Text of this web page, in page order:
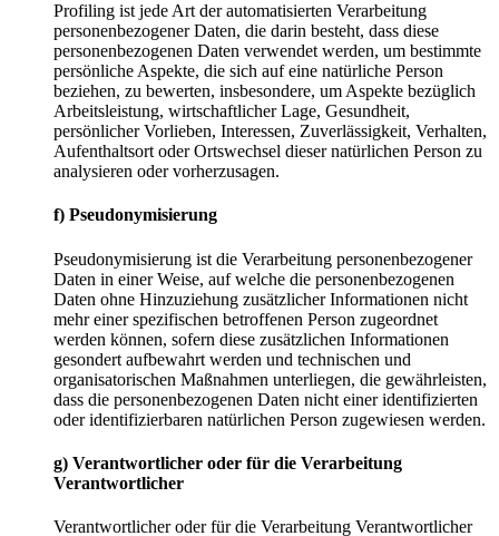
Profiling ist jede Art der automatisierten Verarbeitung
personenbezogener Daten, die darin besteht, dass diese
personenbezogenen Daten verwendet werden, um bestimmte
persönliche Aspekte, die sich auf eine natürliche Person
beziehen, zu bewerten, insbesondere, um Aspekte bezüglich
Arbeitsleistung, wirtschaftlicher Lage, Gesundheit,
persönlicher Vorlieben, Interessen, Zuverlässigkeit, Verhalten,
Aufenthaltsort oder Ortswechsel dieser natürlichen Person zu
analysieren oder vorherzusagen.
f) Pseudonymisierung
Pseudonymisierung ist die Verarbeitung personenbezogener
Daten in einer Weise, auf welche die personenbezogenen
Daten ohne Hinzuziehung zusätzlicher Informationen nicht
mehr einer spezifischen betroffenen Person zugeordnet
werden können, sofern diese zusätzlichen Informationen
gesondert aufbewahrt werden und technischen und
organisatorischen Maßnahmen unterliegen, die gewährleisten,
dass die personenbezogenen Daten nicht einer identifizierten
oder identifizierbaren natürlichen Person zugewiesen werden.
g) Verantwortlicher oder für die Verarbeitung
Verantwortlicher
Verantwortlicher oder für die Verarbeitung Verantwortlicher